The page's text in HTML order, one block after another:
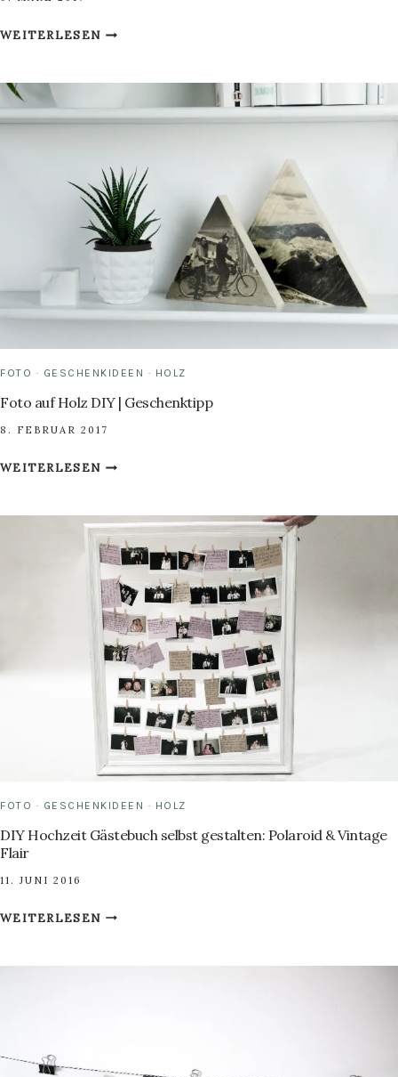
WEITERLESENTIME
EINLADUNGSKARTEN
FOTO · GESCHENKIDEEN · HOLZ
Foto auf Holz DIY | Geschenktipp
8. FEBRUAR 2017
WEITERLESENFOTO
DIY
|
GESCHENKTIPP
FOTO · GESCHENKIDEEN · HOLZ
DIY Hochzeit Gästebuch selbst gestalten: Polaroid & Vintage
Flair
11. JUNI 2016
WEITERLESENDIY